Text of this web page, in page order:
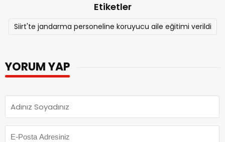
Etiketler
Siirt'te jandarma personeline koruyucu aile eğitimi verildi
YORUM YAP